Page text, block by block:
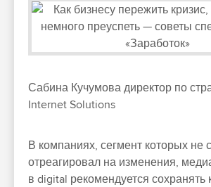
Сабина Кучумова директор по
Internet Solutions
В компаниях, сегмент которых не
отреагировал на изменения,
в digital рекомендуется сохранять